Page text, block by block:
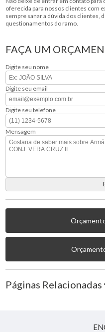
oferecida para nossos clientes com
sempre sanar a dúvida dos clientes,
questionamentos do ramo.
FAÇA UM
Digite seu nome
Digite seu email
Digite seu telefone
Mensagem
Páginas Relacionadas